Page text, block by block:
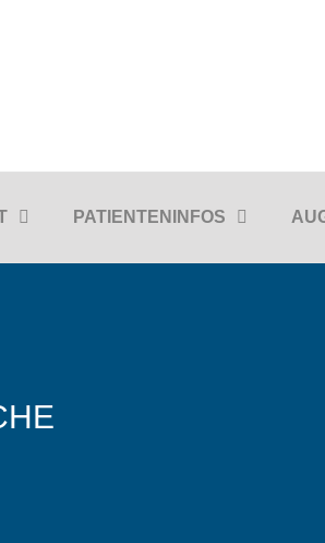
PATIENTENINFOS